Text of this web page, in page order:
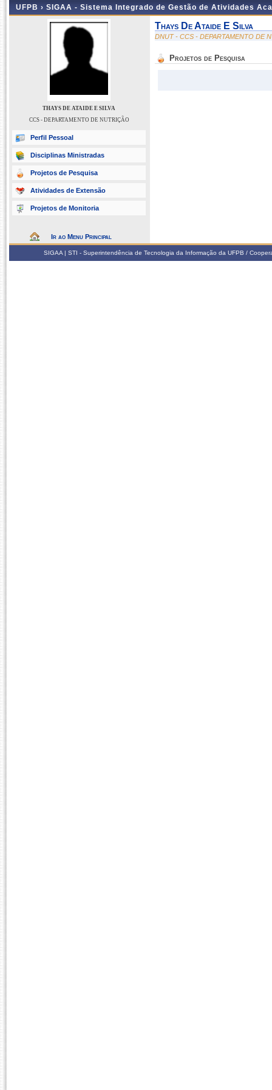
UFPB › SIGAA - Sistema Integrado de Gestão de Atividades
THAYS DE ATAIDE E SILVA
CCS - DEPARTAMENTO DE NUTRIÇÃO
Perfil Pessoal
Disciplinas Ministradas
Projetos de Pesquisa
Atividades de Extensão
Projetos de Monitoria
Ir ao Menu Principal
Thays De Ataide E Silva
DNUT - CCS - DEPARTAMENTO DE
Projetos de Pesquisa
SIGAA | STI - Superintendência de Tecnologia da Informação da UFPB /